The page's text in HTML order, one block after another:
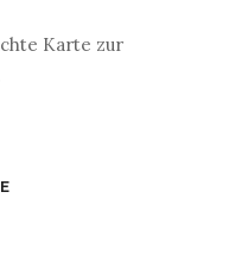
Karte zur